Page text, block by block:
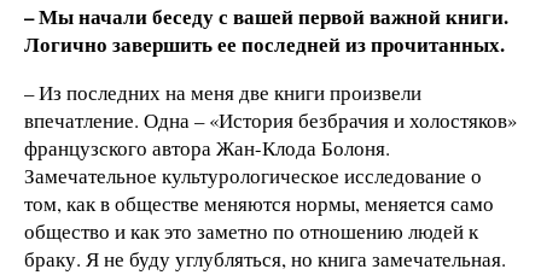
– Мы начали беседу с вашей первой важной книги.
Логично завершить ее последней из прочитанных.
– Из последних на меня две книги произвели
впечатление. Одна – «История безбрачия и холостяков»
французского автора Жан-Клода Болоня.
Замечательное культурологическое исследование о
том, как в обществе меняются нормы, меняется само
общество и как это заметно по отношению людей к
браку. Я не буду углубляться, но книга замечательная.